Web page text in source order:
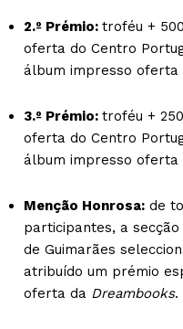
2.º Prémio: troféu +
oferta do Centro
álbum impresso oferta
3.º Prémio: troféu +
oferta do Centro
álbum impresso oferta
Menção Honrosa: de
participantes, a
de Guimarães
atribuído um prémio
oferta da Dreambooks.